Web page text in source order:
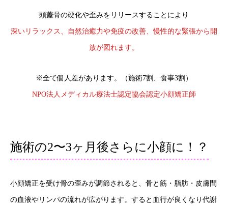
頭蓋骨の硬化や歪みをリリースすることにより
深いリラックス、自然治癒力や免疫の改善、慢性的な緊張から開
放が図れます。
※全て個人差があります。（施術7割、食事3割）
NPO法人メディカル療法士認定協会認定小顔矯正師
施術の2〜3ヶ月後さらに小顔に！？
小顔矯正を受け骨の歪みが調節されると、骨と筋・脂肪・皮膚間
の血液やリンパの流れが広がります。すると血行が良くなり代謝